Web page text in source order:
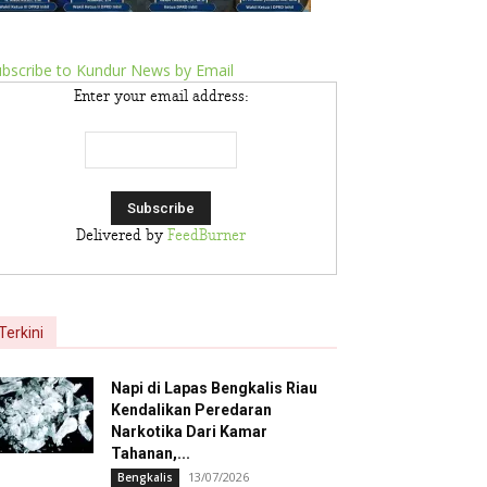
to Kundur News by Email
Enter your email address:
Delivered by FeedBurner
Napi di Lapas Bengkalis Riau
Kendalikan Peredaran
Narkotika Dari Kamar
Tahanan,...
Bengkalis 13/07/2026